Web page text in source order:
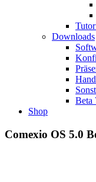
Downloads
Beta
Shop
Comexio OS 5.0